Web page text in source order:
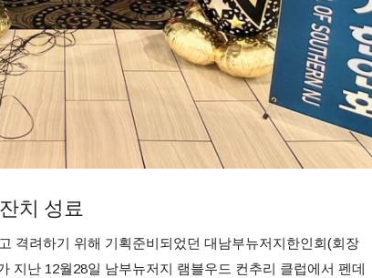
치 성료
격려하기 위해 기획준비되었던 대남부뉴저지한인회(회장
지난 12월28일 남부뉴저지 램블우드 컨추리 클럽에서 펜데